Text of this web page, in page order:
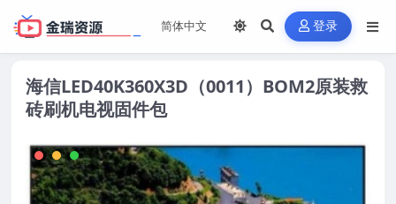
登录
海信LED40K360X3D（0011）BOM2原装救
砖刷机电视固件包